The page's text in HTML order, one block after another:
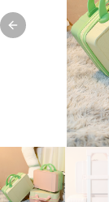
Previous slide